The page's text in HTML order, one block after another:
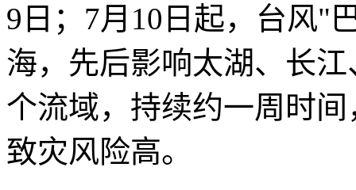
9日；7月10日起，台风"
海，先后影响太湖、长
个流域，持续约一周时
致灾风险高。